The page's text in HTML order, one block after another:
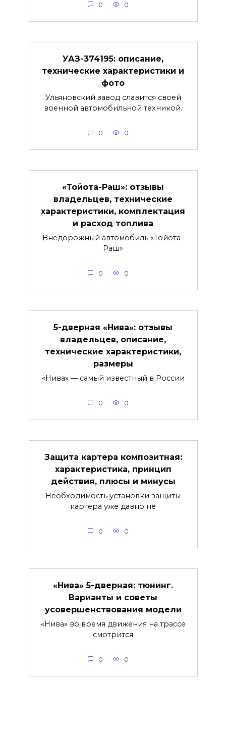
0 0
УАЗ-374195: описание,
технические характеристики и
фото
Ульяновский завод славится своей
военной автомобильной техникой.
0 0
«Тойота-Раш»: отзывы
владельцев, технические
характеристики, комплектация
и расход топлива
Внедорожный автомобиль «Тойота-
Раш»
0 0
5-дверная «Нива»: отзывы
владельцев, описание,
технические характеристики,
размеры
«Нива» — самый известный в России
0 0
Защита картера композитная:
характеристика, принцип
действия, плюсы и минусы
Необходимость установки защиты
картера уже давно не
0 0
«Нива» 5-дверная: тюнинг.
Варианты и советы
усовершенствования модели
«Нива» во время движения на трассе
смотрится
0 0